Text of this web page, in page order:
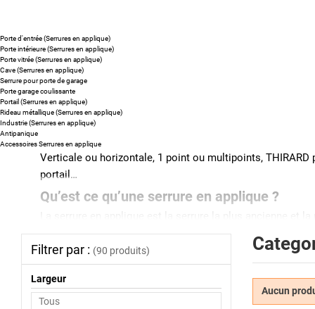
Porte d'entrée (Serrures en applique)
Porte intérieure (Serrures en applique)
Porte vitrée (Serrures en applique)
Cave (Serrures en applique)
Serrure pour porte de garage
Porte garage coulissante
Portail (Serrures en applique)
Rideau métallique (Serrures en applique)
Industrie (Serrures en applique)
Antipanique
Accessoires Serrures en applique
Verticale ou horizontale, 1 point ou multipoints, THIRARD
portail…
Qu’est ce qu’une serrure en applique ?
La serrure en applique est la serrure la plus ancienne et
est souvent employée sur des portes anciennes.
Quels sont les avantages d’une serrure en
La serrure en applique a pour avantage d’être très simple
le chant mais également sur le plat de la porte, elleAucun
Filtrer par : (90 produits)
Largeur